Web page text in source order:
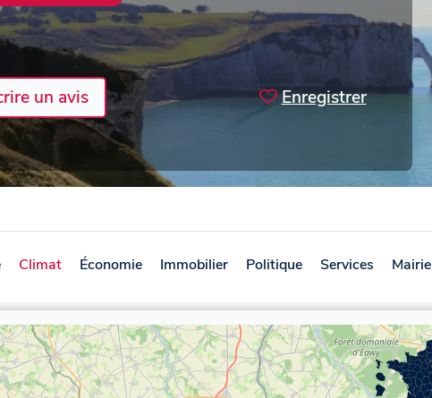
un avis Enregistrer
Climat Économie Immobilier Politique Services Mairie